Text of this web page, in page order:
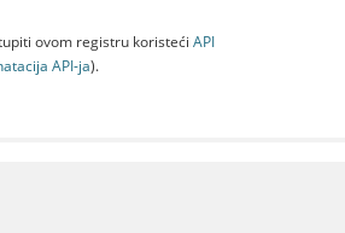
ovom registru koristeći API
API-jа).